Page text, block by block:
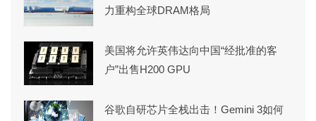
力重构全球DRAM格局
美国将允许英伟达向中国“经批准的客
户”出售H200 GPU
谷歌自研芯片全栈出击！Gemini 3如何